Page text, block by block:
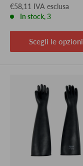
€58,11 IVA esclusa
In stock, 3
Scegli le opzioni